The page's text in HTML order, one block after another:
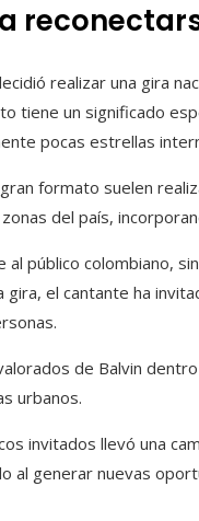
realizar una gira
tiene un significado
pocas estrellas
formato suelen
del país,
público colombiano,
el cantante ha
de Balvin
urbanos.
invitados llevó una
al generar nuevas